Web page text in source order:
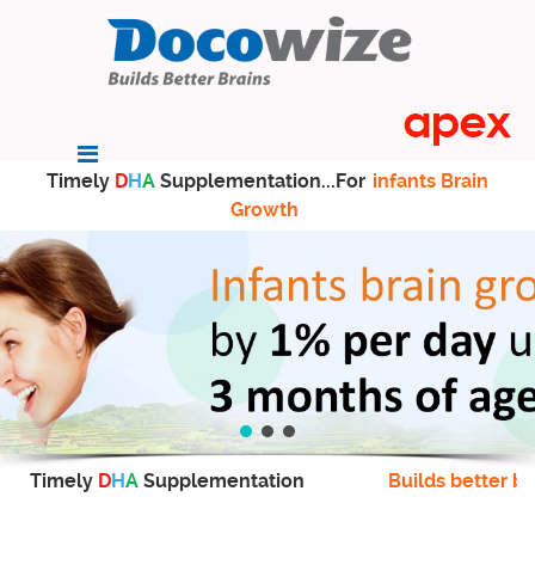
Timely DHA Supplementation...For infants Brain
Growth
Timely DHA Supplementation Builds better